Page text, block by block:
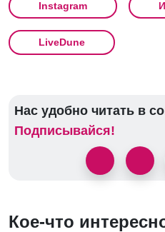
Instagram
LiveDune
Нас удобно читать в
Подписывайся!
Кое-что